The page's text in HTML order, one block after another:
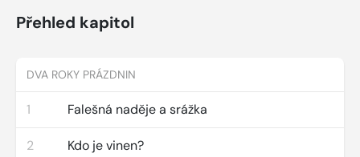
Přehled kapitol
DVA ROKY PRÁZDNIN
1 Falešná naděje a srážka
2 Kdo je vinen?